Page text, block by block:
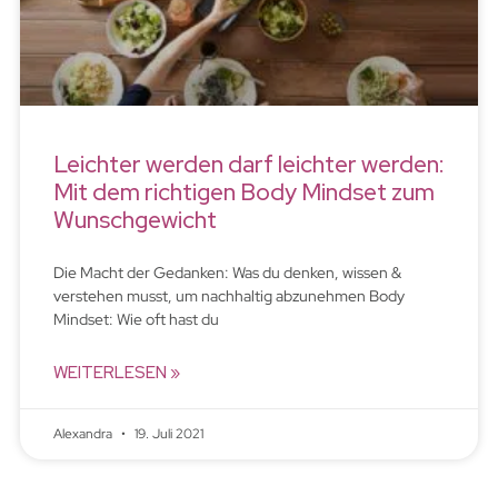
Leichter werden darf leichter werden:
Mit dem richtigen Body Mindset zum
Wunschgewicht
Die Macht der Gedanken: Was du denken, wissen &
verstehen musst, um nachhaltig abzunehmen Body
Mindset: Wie oft hast du
WEITERLESEN »
Alexandra 19. Juli 2021